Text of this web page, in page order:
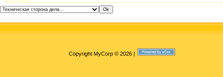
Copyright MyCorp © 2026|